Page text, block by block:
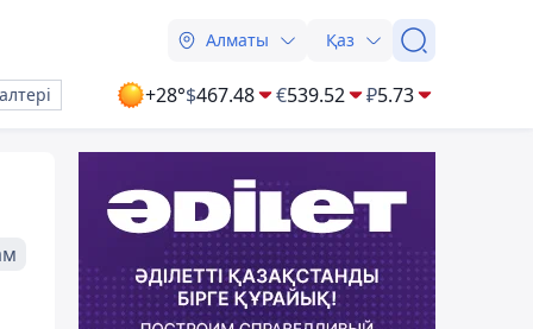
Алматы Қаз
+28°$467.48 €539.52 ₽5.73